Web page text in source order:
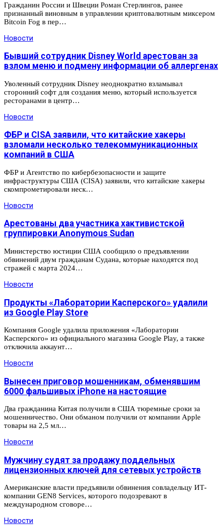
Гражданин России и Швеции Роман Стерлингов, ранее
признанный виновным в управлении криптовалютным миксером
Bitcoin Fog в пер…
Новости
Бывший сотрудник Disney World арестован за
взлом меню и подмену информации об аллергенах
Уволенный сотрудник Disney неоднократно взламывал
сторонний софт для создания меню, который используется
ресторанами в центр…
Новости
ФБР и CISA заявили, что китайские хакеры
взломали несколько телекоммуникационных
компаний в США
ФБР и Агентство по кибербезопасности и защите
инфраструктуры США (CISA) заявили, что китайские хакеры
скомпрометировали неск…
Новости
Арестованы два участника хактивистской
группировки Anonymous Sudan
Министерство юстиции США сообщило о предъявлении
обвинений двум гражданам Судана, которые находятся под
стражей с марта 2024…
Новости
Продукты «Лаборатории Касперского» удалили
из Google Play Store
Компания Google удалила приложения «Лаборатории
Касперского» из официального магазина Google Play, а также
отключила аккаунт…
Новости
Вынесен приговор мошенникам, обменявшим
6000 фальшивых iPhone на настоящие
Два гражданина Китая получили в США тюремные сроки за
мошенничество. Они обманом получили от компании Apple
товары на 2,5 мл…
Новости
Мужчину судят за продажу поддельных
лицензионных ключей для сетевых устройств
Американские власти предъявили обвинения совладельцу ИТ-
компании GEN8 Services, которого подозревают в
международном сговоре…
Новости